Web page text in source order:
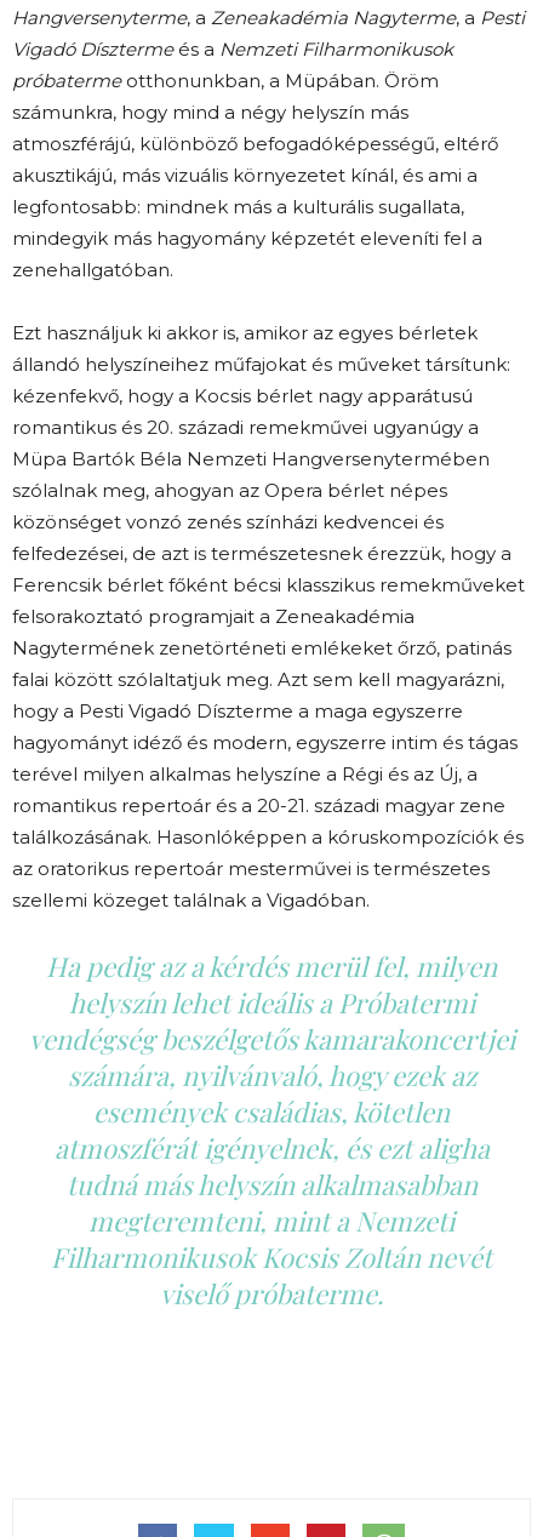
Hangversenyterme, a Zeneakadémia Nagyterme, a Pesti
Vigadó Dísztermeés a Nemzeti Filharmonikusok
próbatermeotthonunkban, a Müpában. Öröm
számunkra, hogy mind a négy helyszín más
atmoszférájú, különböző befogadóképességű, eltérő
akusztikájú, más vizuális környezetet kínál, és ami a
legfontosabb: mindnek más a kulturális sugallata,
mindegyik más hagyomány képzetét eleveníti fel a
zenehallgatóban.
Ezt használjuk ki akkor is, amikor az egyes bérletek
állandó helyszíneihez műfajokat és műveket társítunk:
kézenfekvő, hogy a Kocsis bérlet nagy apparátusú
romantikus és 20. századi remekművei ugyanúgy a
Müpa Bartók Béla Nemzeti Hangversenytermében
szólalnak meg, ahogyan az Opera bérlet népes
közönséget vonzó zenés színházi kedvencei és
felfedezései, de azt is természetesnek érezzük, hogy a
Ferencsik bérlet főként bécsi klasszikus remekműveket
felsorakoztató programjait a Zeneakadémia
Nagytermének zenetörténeti emlékeket őrző, patinás
falai között szólaltatjuk meg. Azt sem kell magyarázni,
hogy a Pesti Vigadó Díszterme a maga egyszerre
hagyományt idéző és modern, egyszerre intim és tágas
terével milyen alkalmas helyszíne a Régi és az Új, a
romantikus repertoár és a 20-21. századi magyar zene
találkozásának. Hasonlóképpen a kóruskompozíciók és
az oratorikus repertoár mesterművei is természetes
szellemi közeget találnak a Vigadóban.
Ha pedig az a kérdés merül fel, milyen
helyszín lehet ideális aPróbatermi
vendégségbeszélgetős kamarakoncertjei
számára, nyilvánvaló, hogy ezek az
események családias, kötetlen
atmoszférát igényelnek, és ezt aligha
tudná más helyszín alkalmasabban
megteremteni, mint a Nemzeti
Filharmonikusok Kocsis Zoltán nevét
viselő próbaterme.